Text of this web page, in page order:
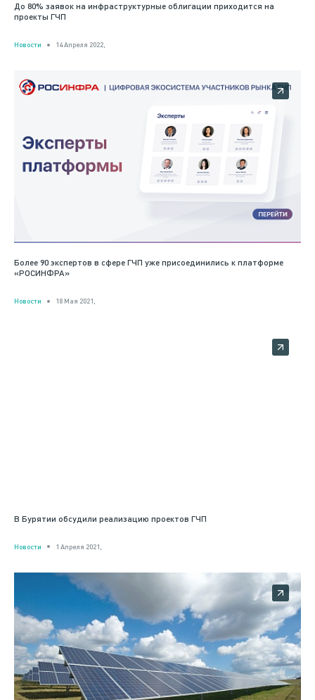
До 80% заявок на инфраструктурные облигации приходится на
проекты ГЧП
Новости 14 Апреля 2022,
Более 90 экспертов в сфере ГЧП уже присоединились к платформе
«РОСИНФРА»
Новости 18 Мая 2021,
В Бурятии обсудили реализацию проектов ГЧП
Новости 1 Апреля 2021,